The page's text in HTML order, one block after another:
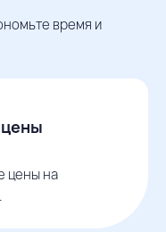
время и
цены на